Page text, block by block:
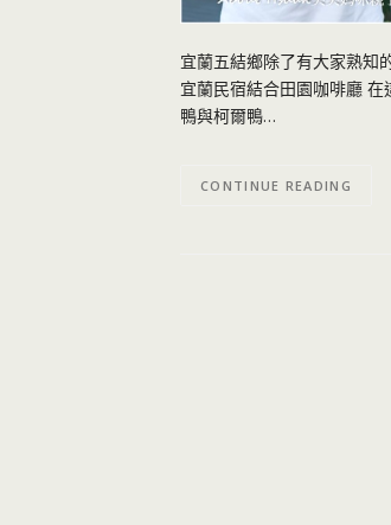
宜蘭五結鄉除了有大家熟知
宜蘭民宿結合田園咖啡廳
鴨與柯爾鴨…
CONTINUE READING